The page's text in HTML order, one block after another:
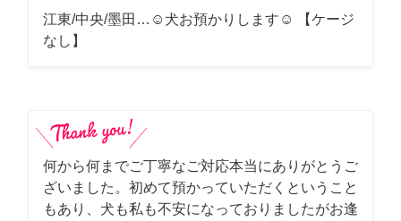
江東/中央/墨田…☺︎犬お預かりします☺︎ 【ケージ
なし】
何から何までご丁寧なご対応本当にありがとうご
ざいました。初めて預かっていただくということ
もあり、犬も私も不安になっておりましたがお逢